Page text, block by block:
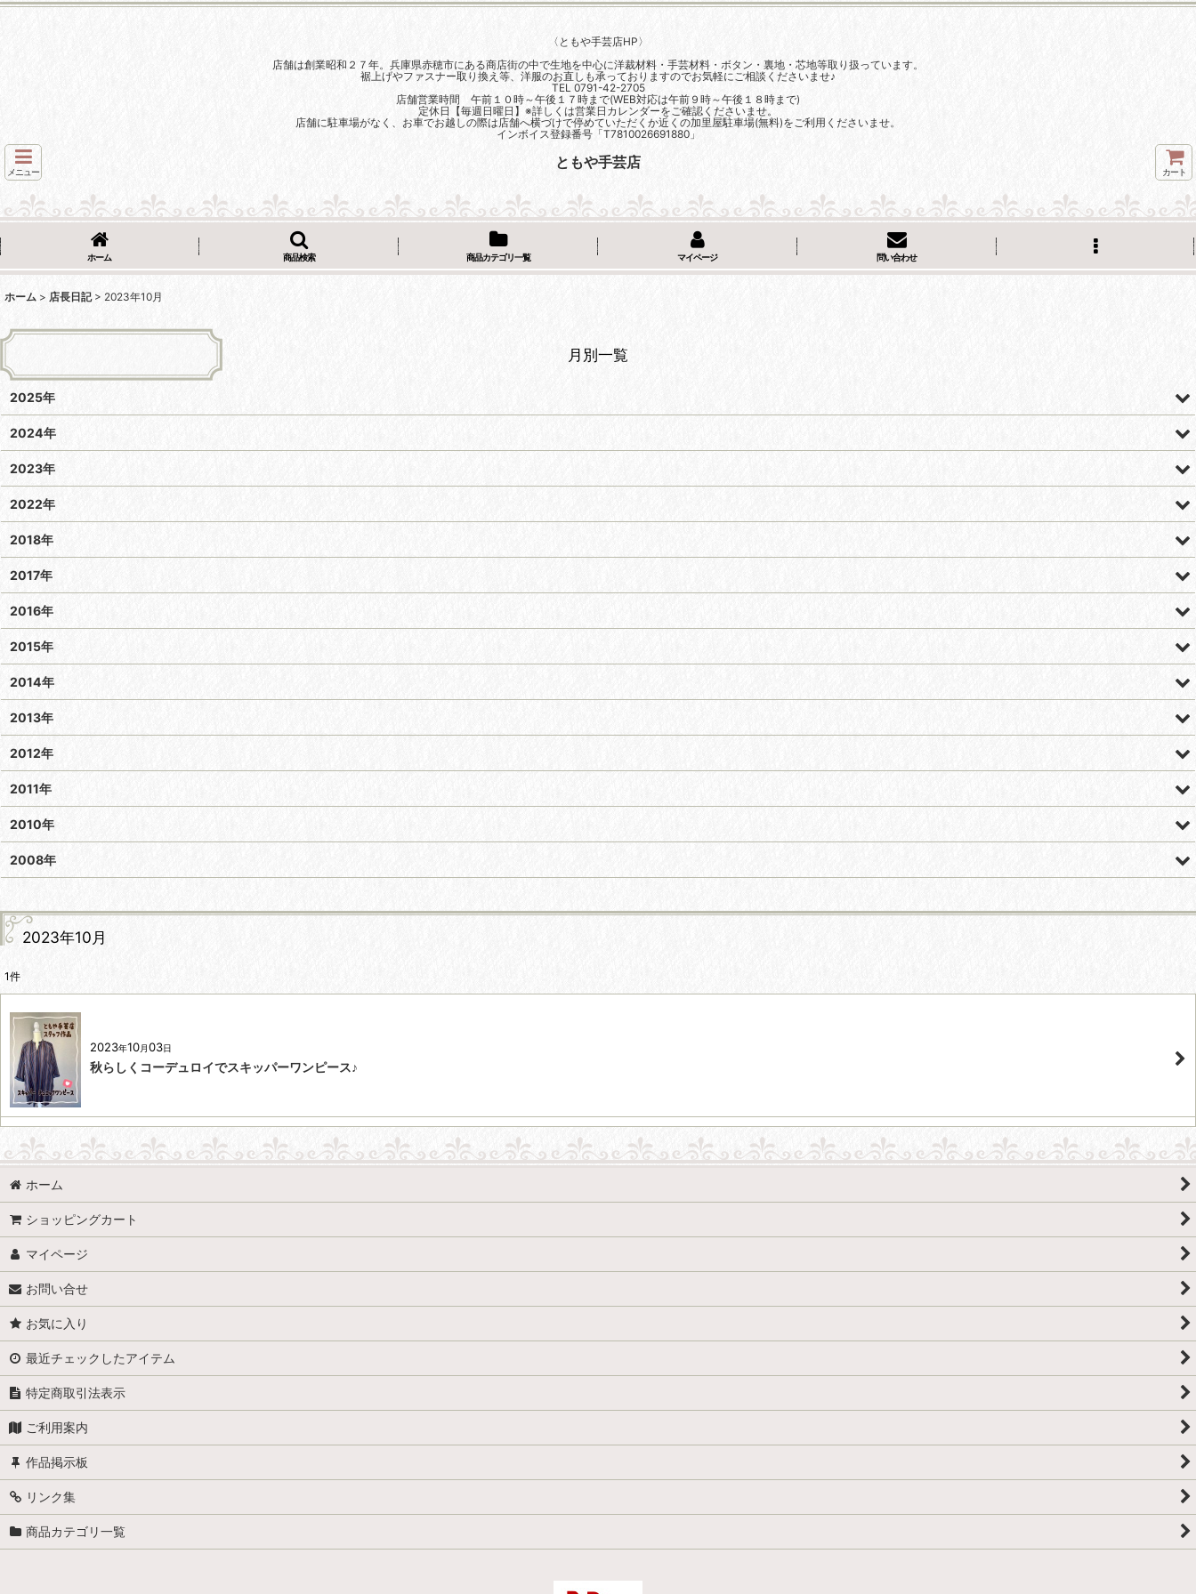
〈ともや手芸店HP〉
店舗は創業昭和２７年。兵庫県赤穂市にある商店街の中で生地を中心に洋裁材料・手芸材料・ボタン・裏地・芯地等取り扱っています。
裾上げやファスナー取り換え等、洋服のお直しも承っておりますのでお気軽にご相談くださいませ♪
TEL 0791-42-2705
店舗営業時間 午前１０時～午後１７時まで(WEB対応は午前９時～午後１８時まで)
定休日【毎週日曜日】※詳しくは営業日カレンダーをご確認くださいませ。
店舗に駐車場がなく、お車でお越しの際は店舗へ横づけで停めていただくか近くの加里屋駐車場(無料)をご利用くださいませ。
インボイス登録番号「T7810026691880」
メニュー
ともや手芸店
カート
ホーム 商品検索 商品カテゴリ一覧 マイページ 問い合わせ
ホーム > 店長日記 > 2023年10月
2023年10月
1件
2023年10月03日
秋らしくコーデュロイでスキッパーワンピース♪
月別一覧
2025年
2024年
2023年
2022年
2018年
2017年
2016年
2015年
2014年
2013年
2012年
2011年
2010年
2008年
ホーム
ショッピングカート
マイページ
お問い合せ
お気に入り
最近チェックしたアイテム
特定商取引法表示
ご利用案内
作品掲示板
リンク集
商品カテゴリ一覧